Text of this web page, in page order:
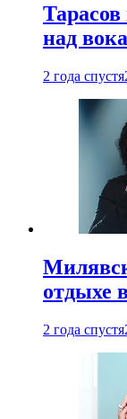
над
2 года спустя
отдыхе
2 года спустя